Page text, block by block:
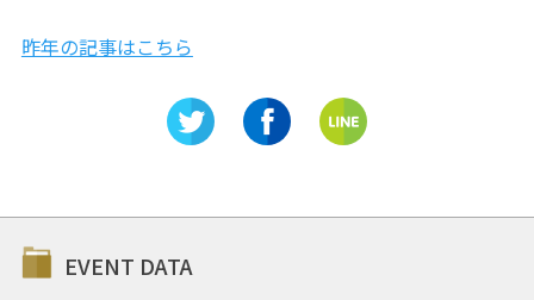
昨年の記事はこちら
EVENT DATA